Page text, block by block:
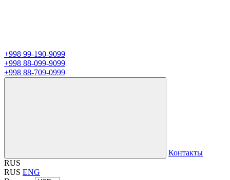
+998 99-190-9099
+998 88-099-9099
+998 88-709-0999
Контакты
RUS
RUS ENG